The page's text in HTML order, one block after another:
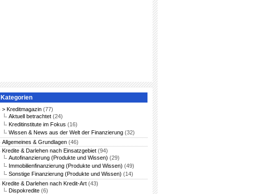
Kategorien
> Kreditmagazin (77)
Aktuell betrachtet (24)
Kreditinstitute im Fokus (16)
Wissen & News aus der Welt der Finanzierung (32)
Allgemeines & Grundlagen (46)
Kredite & Darlehen nach Einsatzgebiet (94)
Autofinanzierung (Produkte und Wissen) (29)
Immobilienfinanzierung (Produkte und Wissen) (49)
Sonstige Finanzierung (Produkte und Wissen) (14)
Kredite & Darlehen nach Kredit-Art (43)
Dispokredite (6)